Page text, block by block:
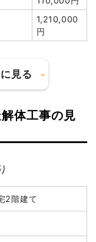
円
2,380,300円
261,600円
1,210,000
円
見る
体工事の見
2階建て